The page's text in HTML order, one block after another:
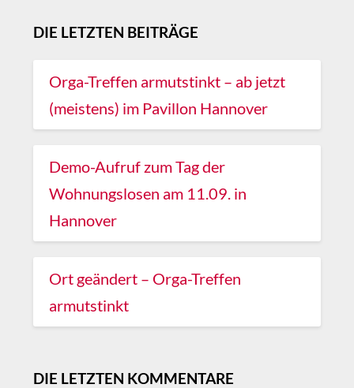
DIE LETZTEN BEITRÄGE
Orga-Treffen armutstinkt – ab jetzt
(meistens) im Pavillon Hannover
Demo-Aufruf zum Tag der
Wohnungslosen am 11.09. in
Hannover
Ort geändert – Orga-Treffen
armutstinkt
DIE LETZTEN KOMMENTARE